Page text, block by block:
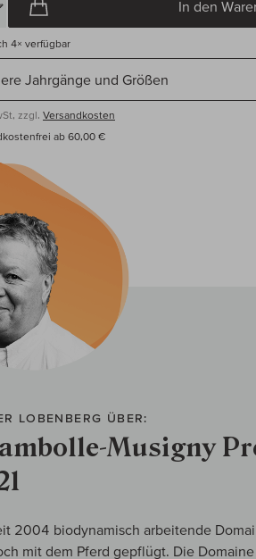
In den
4× verfügbar
zzgl. Versandkosten
ab 60,00 €
LOBENBERG ÜBER:
Musigny
2004 biodynamisch arbeitende
mit dem Pferd gepflügt. Die